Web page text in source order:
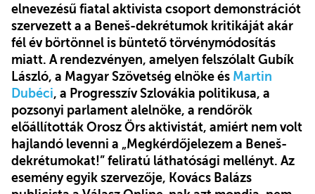
elnevezésű fiatal aktivista csoport demonstrációt
szervezett a a Beneš-dekrétumok kritikáját akár
fél év börtönnel is büntető törvénymódosítás
miatt. A rendezvényen, amelyen felszólalt Gubík
László, a Magyar Szövetség elnöke és Martin
Dubéci, a Progresszív Szlovákia politikusa, a
pozsonyi parlament alelnöke, a rendőrök
előállították Orosz Örs aktivistát, amiért nem volt
hajlandó levenni a „Megkérdőjelezem a Beneš-
dekrétumokat!” feliratú láthatósági mellényt. Az
esemény egyik szervezője, Kovács Balázs